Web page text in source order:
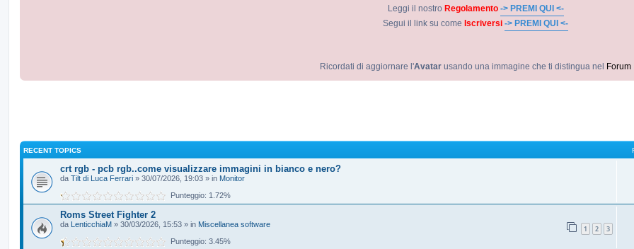
Leggi il nostro Regolamento -> PREMI QUI <-
Segui il link su come Iscriversi -> PREMI QUI <-
Ricordati di aggiornare l'Avatar usando una immagine che ti distingua nel Forum
RECENT TOPICS
crt rgb - pcb rgb..come visualizzare immagini in bianco e nero?
da Tilt di Luca Ferrari » 30/07/2026, 19:03 » in Monitor
Punteggio: 1.72%
Roms Street Fighter 2
1 2 3
da LenticchiaM » 30/03/2026, 15:53 » in Miscellanea software
Punteggio: 3.45%